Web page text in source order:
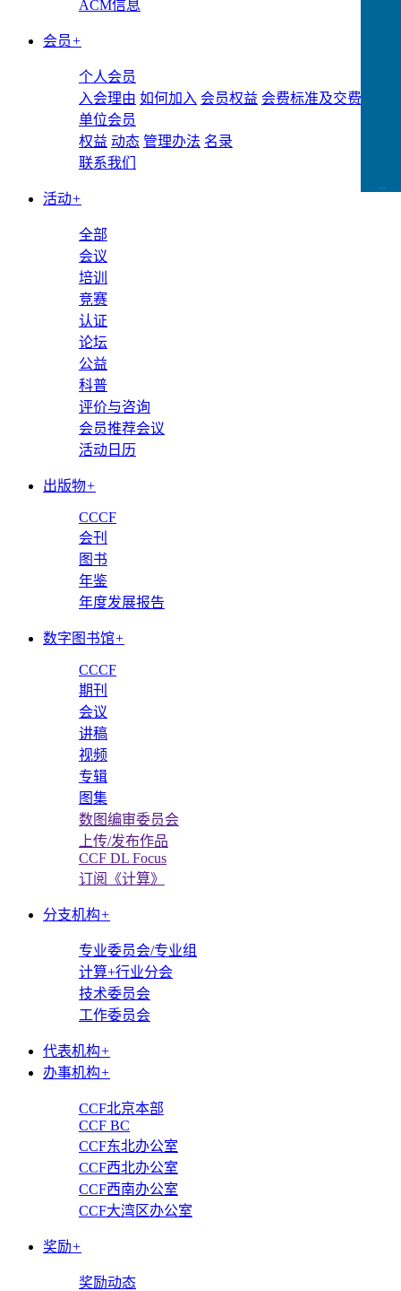
ACM信息
会员+
个人会员
入会理由 如何加入 会员权益 会费标准及交费方式
单位会员
权益 动态 管理办法 名录
联系我们
活动+
全部
会议
培训
竞赛
认证
论坛
公益
科普
评价与咨询
会员推荐会议
活动日历
出版物+
CCCF
会刊
图书
年鉴
年度发展报告
数字图书馆+
CCCF
期刊
会议
讲稿
视频
专辑
图集
数图编审委员会
上传/发布作品
CCF DL Focus
订阅《计算》
分支机构+
专业委员会/专业组
计算+行业分会
技术委员会
工作委员会
代表机构+
办事机构+
CCF北京本部
CCF BC
CCF东北办公室
CCF西北办公室
CCF西南办公室
CCF大湾区办公室
奖励+
奖励动态